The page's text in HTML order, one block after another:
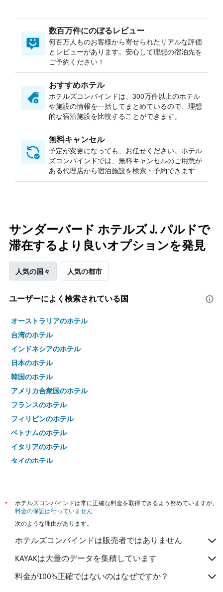
数百万件にのぼるレビュー
何百万人ものお客様から寄せられたリアルな評価
とレビューがあります。安心して理想の宿泊先を
ご予約ください！
おすすめホテル
ホテルズコンバインドは、300万件以上のホテル
や施設の情報を一括してまとめているので、理想
的な宿泊施設を比較することができます。
無料キャンセル
予定が変更になっても、お任せください。ホテル
ズコンバインドでは、無料キャンセルのご用意が
ある代理店から宿泊施設を検索・予約できます
サンダーバード ホテルズ J. パルドで
滞在するより良いオプションを発見
人気の国々 人気の都市
ユーザーによく検索されている国
オーストラリアのホテル
台湾のホテル
インドネシアのホテル
日本のホテル
韓国のホテル
アメリカ合衆国のホテル
フランスのホテル
フィリピンのホテル
ベトナムのホテル
イタリアのホテル
タイのホテル
*
ホテルズコンバインドは常に正確な料金を取得できるよう努めていますが、
料金の保証は行っていません
次のような理由があります。
ホテルズコンバインドは販売者ではありません
KAYAKは大量のデータを集積しています
料金が100%正確ではないのはなぜですか？